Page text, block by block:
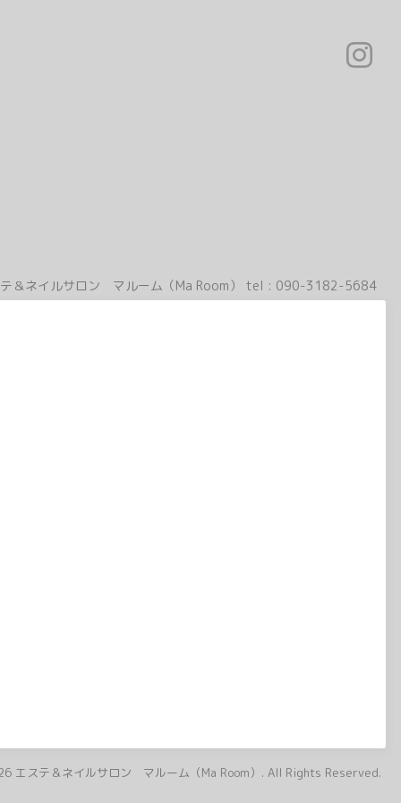
＆ネイルサロン マルーム（Ma Room） tel : 090-3182-5684
エステ＆ネイルサロン マルーム（Ma Room） . All Rights Reserved.